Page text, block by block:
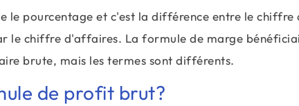
le pourcentage et c'est la différence entre le
le chiffre d'affaires. La formule de marge
brute, mais les termes sont différents.
de profit brut?